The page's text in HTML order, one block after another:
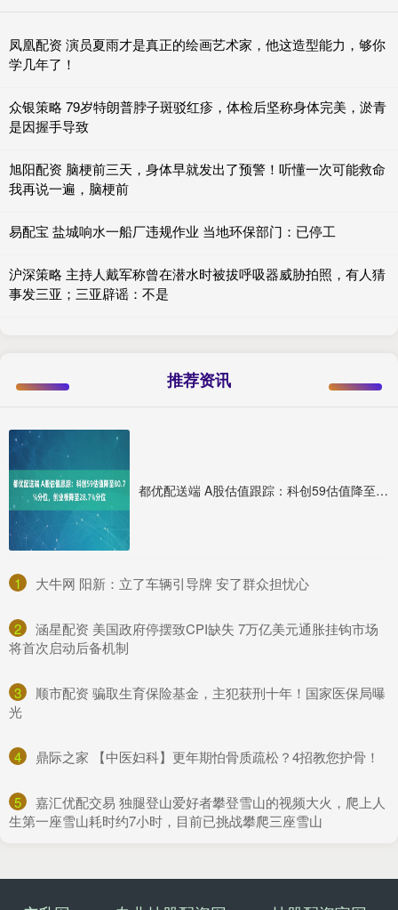
凤凰配资 演员夏雨才是真正的绘画艺术家，他这造型能力，够你
学几年了！
众银策略 79岁特朗普脖子斑驳红疹，体检后坚称身体完美，淤青
是因握手导致
旭阳配资 脑梗前三天，身体早就发出了预警！听懂一次可能救命
我再说一遍，脑梗前
易配宝 盐城响水一船厂违规作业 当地环保部门：已停工
沪深策略 主持人戴军称曾在潜水时被拔呼吸器威胁拍照，有人猜
事发三亚；三亚辟谣：不是
推荐资讯
都优配送端 A股估值跟踪：科创59估值降至80.7%分位，创业板降至28.7%分位
1 ​大牛网 阳新：立了车辆引导牌 安了群众担忧心
2
​涵星配资 美国政府停摆致CPI缺失 7万亿美元通胀挂钩市场
将首次启动后备机制
3
​顺市配资 骗取生育保险基金，主犯获刑十年！国家医保局曝
光
4 ​鼎际之家 【中医妇科】更年期怕骨质疏松？4招教您护骨！
5
​嘉汇优配交易 独腿登山爱好者攀登雪山的视频大火，爬上人
生第一座雪山耗时约7小时，目前已挑战攀爬三座雪山